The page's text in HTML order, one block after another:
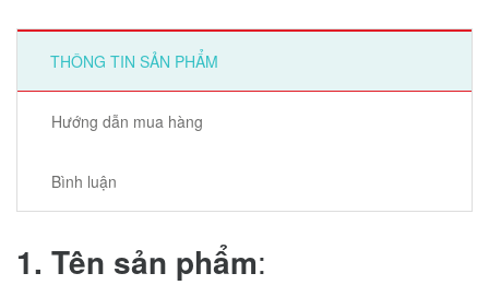
THÔNG TIN SẢN PHẨM
Hướng dẫn mua hàng
Bình luận
1. Tên sản phẩm: